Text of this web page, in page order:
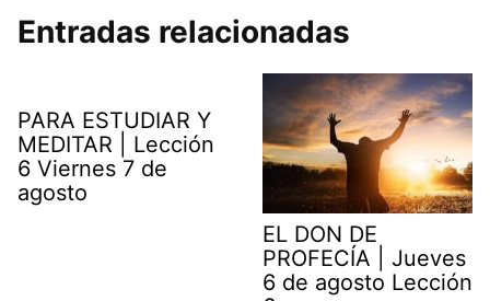
Entradas relacionadas
PARA ESTUDIAR Y
MEDITAR | Lección
6 Viernes 7 de
agosto
EL DON DE
PROFECÍA | Jueves
6 de agosto Lección